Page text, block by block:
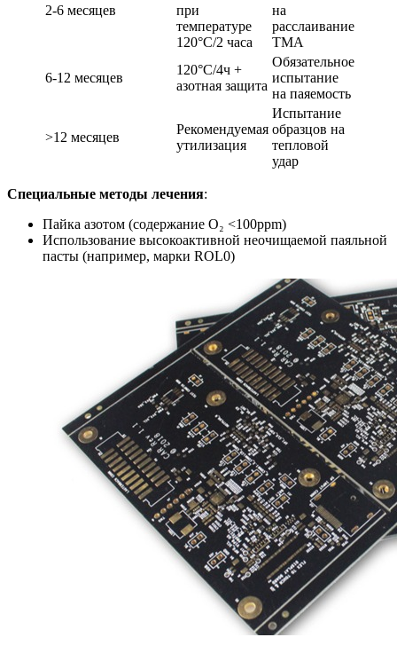
2-6 месяцев
при
температуре
120°C/2 часа
на
расслаивание
TMA
6-12 месяцев
120°C/4ч +
азотная защита
Обязательное
испытание
на паяемость
>12 месяцев
Рекомендуемая
утилизация
Испытание
образцов на
тепловой
удар
Специальные методы лечения:
Пайка азотом (содержание O₂ <100ppm)
Использование высокоактивной неочищаемой паяльной
пасты (например, марки ROL0)